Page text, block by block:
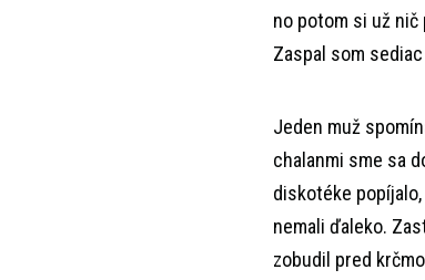
no potom si už nič
Zaspal som
Jeden muž
chalanmi sme sa
diskotéke
nemali ďaleko.
zobudil pred